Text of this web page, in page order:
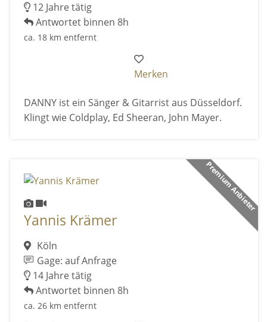
12 Jahre tätig
Antwortet binnen 8h
ca. 18 km entfernt
Merken
DANNY ist ein Sänger & Gitarrist aus Düsseldorf.
Klingt wie Coldplay, Ed Sheeran, John Mayer.
Premium Anbieter
Yannis Krämer
Köln
Gage: auf Anfrage
14 Jahre tätig
Antwortet binnen 8h
ca. 26 km entfernt